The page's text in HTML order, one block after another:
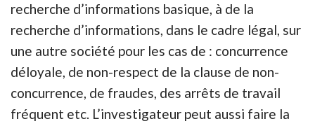
recherche d’informations basique, à de la
recherche d’informations, dans le cadre légal, sur
une autre société pour les cas de : concurrence
déloyale, de non-respect de la clause de non-
concurrence, de fraudes, des arrêts de travail
fréquent etc. L’investigateur peut aussi faire la